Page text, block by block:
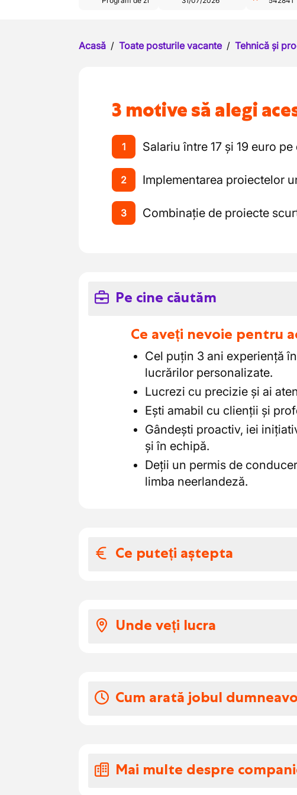
Acasă / Toate posturile vacante / Tehnică și
3 motive să alegi
1 Salariu între 17 și 19 euro pe
2 Implementarea proiectelor
3 Combinație de proiecte
Pe cine căutăm
Ce aveți nevoie pentru
Cel puțin 3 ani experiență
lucrărilor personalizate.
Lucrezi cu precizie și ai
Ești amabil cu clienții și
Gândești proactiv, iei
și în echipă.
Deții un permis de
limba neerlandeză.
Ce puteți aștepta
În funcție de experiența ta,
Zilele de concediu
Unde veți lucra
Cum arată jobul
Plasarea și montarea
Mai multe despre